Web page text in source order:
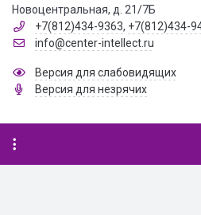
Новоцентральная, д. 21/7Б
+7(812)434-9363, +7(812)434-
info@center-intellect.ru
Версия для слабовидящих
Версия для незрячих